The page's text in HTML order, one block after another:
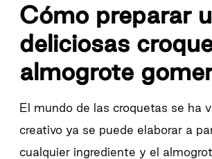
Cómo preparar
deliciosas
almogrote
El mundo de las croquetas se ha
creativo ya se puede elaborar a
cualquier ingrediente y el